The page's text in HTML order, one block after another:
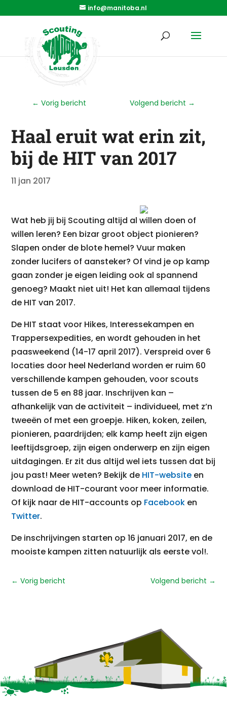
info@manitoba.nl
← Vorig bericht Volgend bericht →
Haal eruit wat erin zit,
bij de HIT van 2017
11 jan 2017
Wat heb jij bij Scouting altijd al willen doen of
willen leren? Een bizar groot object pionieren?
Slapen onder de blote hemel? Vuur maken
zonder lucifers of aansteker? Of vind je op kamp
gaan zonder je eigen leiding ook al spannend
genoeg? Maakt niet uit! Het kan allemaal tijdens
de HIT van 2017.
De HIT staat voor Hikes, Interessekampen en
Trappersexpedities, en wordt gehouden in het
paasweekend (14-17 april 2017). Verspreid over 6
locaties door heel Nederland worden er ruim 60
verschillende kampen gehouden, voor scouts
tussen de 5 en 88 jaar. Inschrijven kan –
afhankelijk van de activiteit – individueel, met z’n
tweeën of met een groepje. Hiken, koken, zeilen,
pionieren, paardrijden; elk kamp heeft zijn eigen
leeftijdsgroep, zijn eigen onderwerp en zijn eigen
uitdagingen. Er zit dus altijd wel iets tussen dat bij
jou past! Meer weten? Bekijk de HIT-website en
download de HIT-courant voor meer informatie.
Of kijk naar de HIT-accounts op Facebook en
Twitter.
De inschrijvingen starten op 16 januari 2017, en de
mooiste kampen zitten natuurlijk als eerste vol!.
←Vorig bericht Volgend bericht →